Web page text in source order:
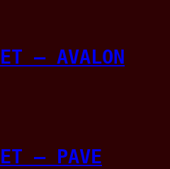
– AVALON
– PAVE